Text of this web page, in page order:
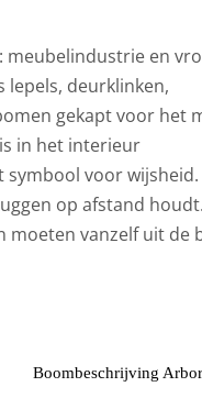
meubelindustrie en
lepels, deurklinken,
gekapt voor het
in het interieur
voor wijsheid.
op afstand
moeten vanzelf uit de
Boombeschrijving